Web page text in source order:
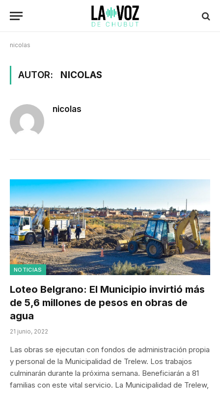
nicolas
AUTOR: NICOLAS
nicolas
NOTICIAS
Loteo Belgrano: El Municipio invirtió más
de 5,6 millones de pesos en obras de
agua
21 junio, 2022
Las obras se ejecutan con fondos de administración propia
y personal de la Municipalidad de Trelew. Los trabajos
culminarán durante la próxima semana. Beneficiarán a 81
familias con este vital servicio. La Municipalidad de Trelew,